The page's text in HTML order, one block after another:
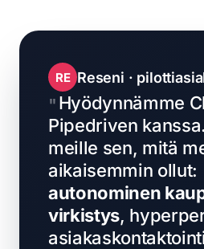
RE Reseni ·
Hyödynnämme
Pipedriven
meille sen, mitä
aikaisemmin ollut:
autonominen
virkistys,